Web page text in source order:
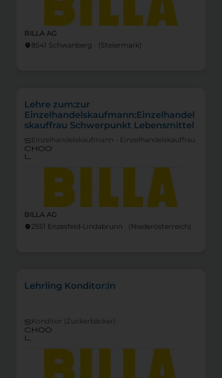
BILLA AG
location_on8541 Schwanberg (Steier­mark)
BILLA AG
location_on2551 Enzesfeld-Lindabrunn (Nieder­österreich)
Lehre zum:zur
Einzelhandelskaufmann:Einzelhandel
skauffrau Schwerpunkt Lebensmittel
s
choo
l
Einzelhandelskaufmann - Einzelhandelskauffrau
Lehrling Konditor:in
s
choo
l
Konditor (Zuckerbäcker)